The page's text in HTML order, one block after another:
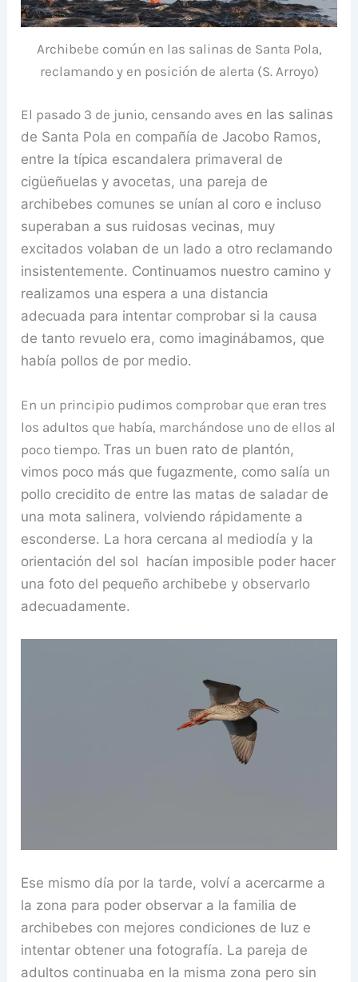
Archibebe común en las salinas de Santa Pola,
reclamando y en posición de alerta (S. Arroyo)
El pasado 3 de junio, censando aves en las salinas
de Santa Pola en compañía de Jacobo Ramos,
entre la típica escandalera primaveral de
cigüeñuelas y avocetas, una pareja de
archibebes comunes se unían al coro e incluso
superaban a sus ruidosas vecinas, muy
excitados volaban de un lado a otro reclamando
insistentemente. Continuamos nuestro camino y
realizamos una espera a una distancia
adecuada para intentar comprobar si la causa
de tanto revuelo era, como imaginábamos, que
había pollos de por medio.
En un principio pudimos comprobar que eran tres
los adultos que había, marchándose uno de ellos al
poco tiempo. Tras un buen rato de plantón,
vimos poco más que fugazmente, como salía un
pollo crecidito de entre las matas de saladar de
una mota salinera, volviendo rápidamente a
esconderse. La hora cercana al mediodía y la
orientación del sol hacían imposible poder hacer
una foto del pequeño archibebe y observarlo
adecuadamente.
Ese mismo día por la tarde, volví a acercarme a
la zona para poder observar a la familia de
archibebes con mejores condiciones de luz e
intentar obtener una fotografía. La pareja de
adultos continuaba en la misma zona pero sin